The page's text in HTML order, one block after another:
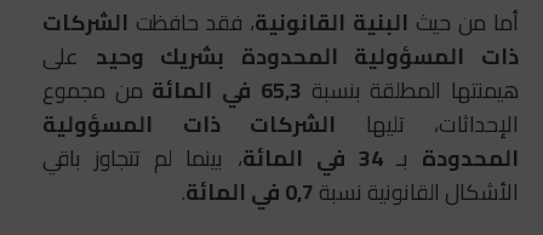
أما من حيث البنية القانونية، فقد حافظت الشركات
ذات المسؤولية المحدودة بشريك وحيد على
هيمنتها المطلقة بنسبة 65,3 في المائة
من مجموع
الإحداثات، تليها الشركات ذات المسؤولية
المحدودة بـ34 في المائة
، بينما لم تتجاوز باقي
الأشكال القانونية نسبة0,7 في المائة
.